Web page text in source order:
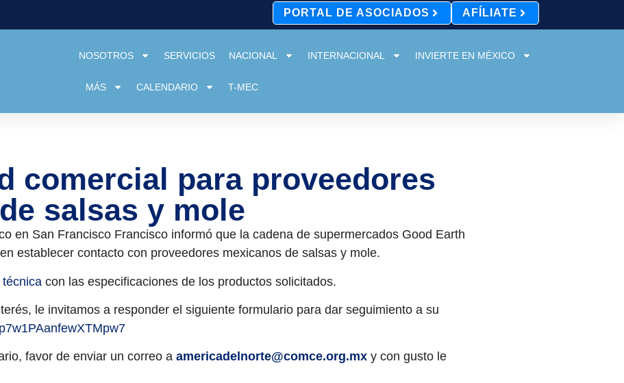
PORTAL DE ASOCIADOS AFÍLIATE
NOSOTROS SERVICIOS NACIONAL INTERNACIONAL INVIERTE EN MÉXICO
MÁS CALENDARIO T-MEC
comercial para proveedores
salsas y mole
en San Francisco Francisco informó que la cadena de supermercados Good Earth
establecer contacto con proveedores mexicanos de salsas y mole.
con las especificaciones de los productos solicitados.
le invitamos a responder el siguiente formulario para dar seguimiento a su
favor de enviar un correo a americadelnorte@comce.org.mx y con gusto le